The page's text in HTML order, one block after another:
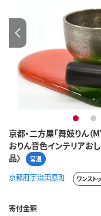
京都・二方屋「舞妓りん（
おりん音色インテリアお
品〉
常温
1 2
京都府宇治田原町 ワンスト
寄付金額